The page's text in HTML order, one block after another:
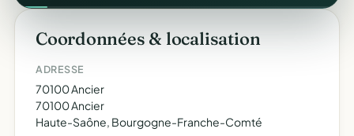
Coordonnées & localisation
ADRESSE
70100 Ancier
70100 Ancier
Haute-Saône, Bourgogne-Franche-Comté